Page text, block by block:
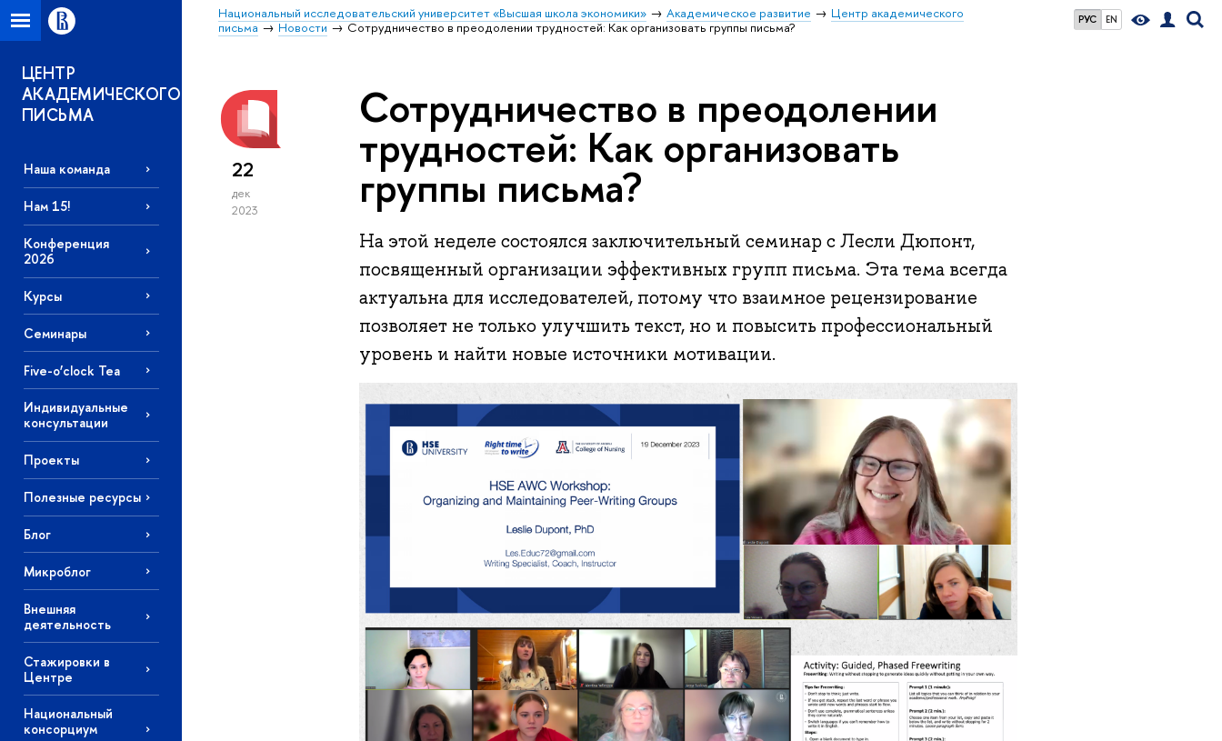
РУС EN
Национальный исследовательский университет «Высшая школа экономики» Академическое развитие
Центр академического
письма
Новости Сотрудничество в преодолении трудностей: Как организовать группы письма?
ЦЕНТР
АКАДЕМИЧЕСКОГО
ПИСЬМА
Наша команда
Нам 15!
Конференция
2026
Курсы
Семинары
Five-o’clock Tea
Индивидуальные
консультации
Проекты
Полезные ресурсы
Блог
Микроблог
Внешняя
деятельность
Стажировки в
Центре
Национальный
консорциум
22
дек
2023
Сотрудничество в преодолении
трудностей: Как организовать
группы письма?
На этой неделе состоялся заключительный семинар с Лесли Дюпонт,
посвященный организации эффективных групп письма. Эта тема всегда
актуальна для исследователей, потому что взаимное рецензирование
позволяет не только улучшить текст, но и повысить профессиональный
уровень и найти новые источники мотивации.